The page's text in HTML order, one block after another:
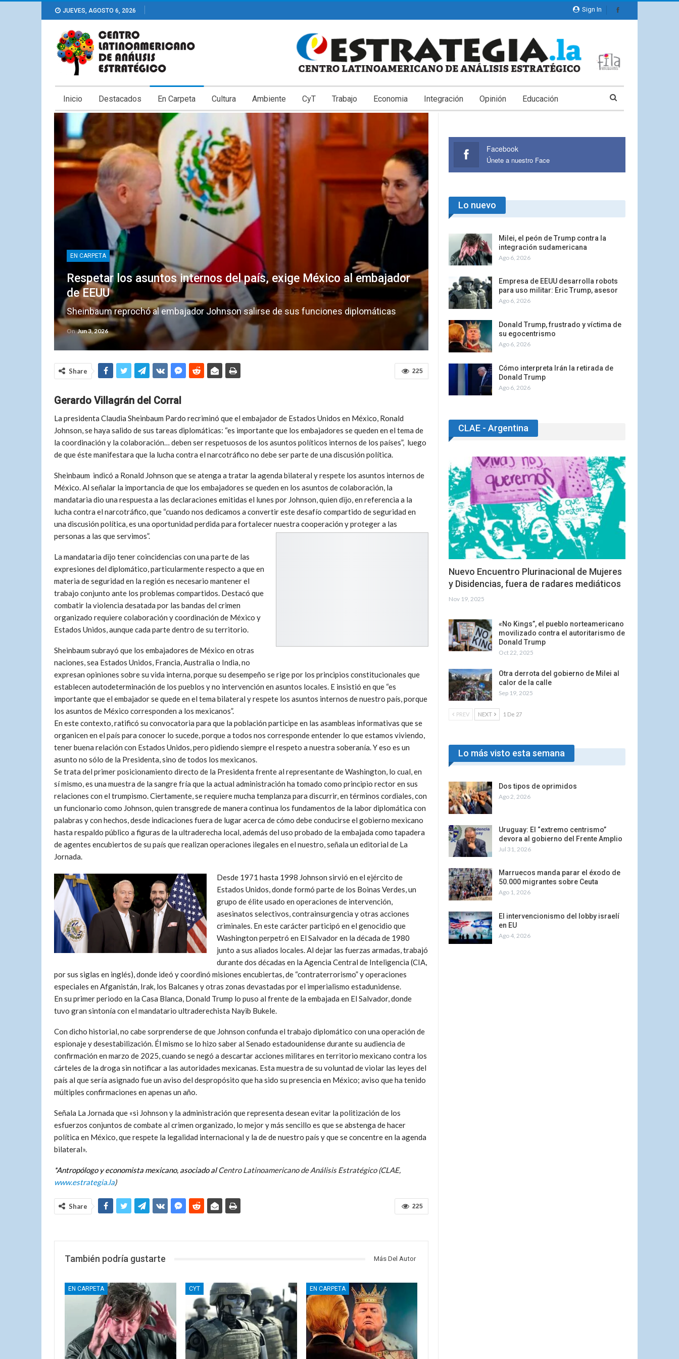
Sign In
JUEVES, AGOSTO 6, 2026
Inicio Destacados En Carpeta Cultura Ambiente CyT Trabajo Economia Integración Opinión Educación
EN CARPETA
Respetar los asuntos internos del país, exige México al embajador
de EEUU
Sheinbaum reprochó al embajador Johnson salirse de sus funciones diplomáticas
OnJun 3, 2026
225
Share
Gerardo Villagrán del Corral
La presidenta Claudia Sheinbaum Pardo recriminó que el embajador de Estados Unidos en México, Ronald
Johnson, se haya salido de sus tareas diplomáticas: “es importante que los embajadores se queden en el tema de
la coordinación y la colaboración… deben ser respetuosos de los asuntos políticos internos de los países”, luego
de que éste manifestara que la lucha contra el narcotráfico no debe ser parte de una discusión política.
Sheinbaum indicó a Ronald Johnson que se atenga a tratar la agenda bilateral y respete los asuntos internos de
México. Al señalar la importancia de que los embajadores se queden en los asuntos de colaboración, la
mandataria dio una respuesta a las declaraciones emitidas el lunes por Johnson, quien dijo, en referencia a la
lucha contra el narcotráfico, que “cuando nos dedicamos a convertir este desafío compartido de seguridad en
una discusión política, es una oportunidad perdida para fortalecer nuestra cooperación y proteger a las
personas a las que servimos”.
La mandataria dijo tener coincidencias con una parte de las
expresiones del diplomático, particularmente respecto a que en
materia de seguridad en la región es necesario mantener el
trabajo conjunto ante los problemas compartidos. Destacó que
combatir la violencia desatada por las bandas del crimen
organizado requiere colaboración y coordinación de México y
Estados Unidos, aunque cada parte dentro de su territorio.
Sheinbaum subrayó que los embajadores de México en otras
naciones, sea Estados Unidos, Francia, Australia o India, no
expresan opiniones sobre su vida interna, porque su desempeño se rige por los principios constitucionales que
establecen autodeterminación de los pueblos y no intervención en asuntos locales. E insistió en que “es
importante que el embajador se quede en el tema bilateral y respete los asuntos internos de nuestro país, porque
los asuntos de México corresponden a los mexicanos”.
En este contexto, ratificó su convocatoria para que la población participe en las asambleas informativas que se
organicen en el país para conocer lo sucede, porque a todos nos corresponde entender lo que estamos viviendo,
tener buena relación con Estados Unidos, pero pidiendo siempre el respeto a nuestra soberanía. Y eso es un
asunto no sólo de la Presidenta, sino de todos los mexicanos.
Se trata del primer posicionamiento directo de la Presidenta frente al representante de Washington, lo cual, en
sí mismo, es una muestra de la sangre fría que la actual administración ha tomado como principio rector en sus
relaciones con el trumpismo. Ciertamente, se requiere mucha templanza para discurrir, en términos cordiales, con
un funcionario como Johnson, quien transgrede de manera continua los fundamentos de la labor diplomática con
palabras y con hechos, desde indicaciones fuera de lugar acerca de cómo debe conducirse el gobierno mexicano
hasta respaldo público a figuras de la ultraderecha local, además del uso probado de la embajada como tapadera
de agentes encubiertos de su país que realizan operaciones ilegales en el nuestro, señala un editorial de La
Jornada.
Desde 1971 hasta 1998 Johnson sirvió en el ejército de
Estados Unidos, donde formó parte de los Boinas Verdes, un
grupo de élite usado en operaciones de intervención,
asesinatos selectivos, contrainsurgencia y otras acciones
criminales. En este carácter participó en el genocidio que
Washington perpetró en El Salvador en la década de 1980
junto a sus aliados locales. Al dejar las fuerzas armadas, trabajó
durante dos décadas en la Agencia Central de Inteligencia (CIA,
por sus siglas en inglés), donde ideó y coordinó misiones encubiertas, de “contraterrorismo” y operaciones
especiales en Afganistán, Irak, los Balcanes y otras zonas devastadas por el imperialismo estadunidense.
En su primer periodo en la Casa Blanca, Donald Trump lo puso al frente de la embajada en El Salvador, donde
tuvo gran sintonía con el mandatario ultraderechista Nayib Bukele.
Con dicho historial, no cabe sorprenderse de que Johnson confunda el trabajo diplomático con una operación de
espionaje y desestabilización. Él mismo se lo hizo saber al Senado estadounidense durante su audiencia de
confirmación en marzo de 2025, cuando se negó a descartar acciones militares en territorio mexicano contra los
cárteles de la droga sin notificar a las autoridades mexicanas. Esta muestra de su voluntad de violar las leyes del
país al que sería asignado fue un aviso del despropósito que ha sido su presencia en México; aviso que ha tenido
múltiples confirmaciones en apenas un año.
Señala La Jornada que «si Johnson y la administración que representa desean evitar la politización de los
esfuerzos conjuntos de combate al crimen organizado, lo mejor y más sencillo es que se abstenga de hacer
política en México, que respete la legalidad internacional y la de de nuestro país y que se concentre en la agenda
bilateral».
*Antropólogo y economista mexicano, asociado alCentro Latinoamericano de Análisis Estratégico (CLAE,
www.estrategia.la)
225
Share
También podría gustarte Más Del Autor
EN CARPETA CYT EN CARPETA
Facebook
Únete a nuestro Face
Lo nuevo
Milei, el peón de Trump contra la
integración sudamericana
Ago 6, 2026
Empresa de EEUU desarrolla robots
para uso militar: Eric Trump, asesor
Ago 6, 2026
Donald Trump, frustrado y víctima de
su egocentrismo
Ago 6, 2026
Cómo interpreta Irán la retirada de
Donald Trump
Ago 6, 2026
CLAE - Argentina
Nuevo Encuentro Plurinacional de Mujeres
y Disidencias, fuera de radares mediáticos
Nov 19, 2025
«No Kings”, el pueblo norteamericano
movilizado contra el autoritarismo de
Donald Trump
Oct 22, 2025
Otra derrota del gobierno de Milei al
calor de la calle
Sep 19, 2025
PREV NEXT 1 De 27
Lo más visto esta semana
Dos tipos de oprimidos
Ago 2, 2026
Uruguay: El “extremo centrismo”
devora al gobierno del Frente Amplio
Jul 31, 2026
Marruecos manda parar el éxodo de
50.000 migrantes sobre Ceuta
Ago 1, 2026
El intervencionismo del lobby israelí
en EU
Ago 4, 2026